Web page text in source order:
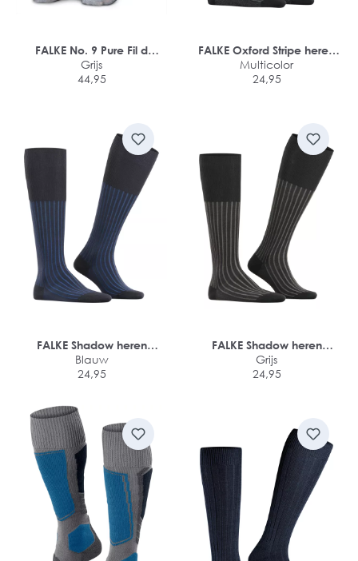
FALKE No. 9 Pure Fil d
Ecosse heren kniekousen
Grijs
44,95
FALKE Oxford Stripe heren
kniekousen
Multicolor
24,95
FALKE Shadow heren
kniekousen
Blauw
24,95
FALKE Shadow heren
kniekousen
Grijs
24,95